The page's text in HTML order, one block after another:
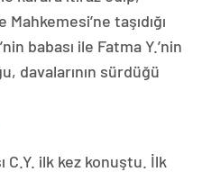
taşıdığı
babası ile Fatma Y.’nin
davalarının sürdüğü
C.Y. ilk kez konuştu. İlk